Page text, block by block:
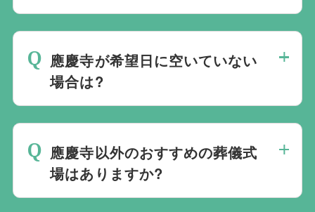
ご予約は葬儀社を通じたお手続きが必要で
す。万が一の際は、当社むすびすにご連絡
ください。式場のご予約はもちろん、ご搬
送・ご安置・ご葬儀・葬儀後の各種手続き
まで、すべて一貫してお手伝いいたしま
す。
應慶寺が希望日に空いていない
場合は?
います。また、1都3県1220式場と提携し
ておりますので、葬儀を検討している地域
周辺の式場を無料でご案内することも可能
應慶寺以外のおすすめの葬儀式
場はありますか?